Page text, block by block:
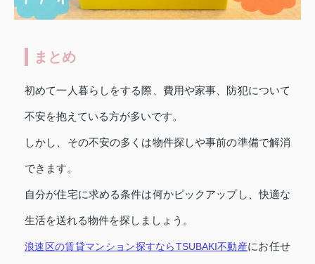
まとめ
初めて一人暮らしをする際、費用や家事、防犯について
不安を抱えている方が多いです。
しかし、その不安の多くは物件探しや事前の準備で解消
できます。
自分が住宅に求める条件は何かピックアップし、快適な
生活を送れる物件を探しましょう。
浪速区の賃貸マンション探すならTSUBAKI不動産にお任せ